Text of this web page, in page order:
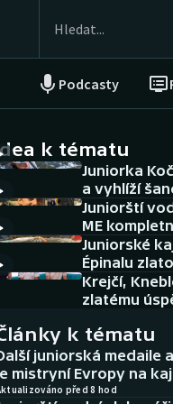
Podcasty
NEPŘEHLÉDNĚTE
Historické návraty
Aplikace ČT sport
AZ kvíz
k tématu
Juniorka
a vyhlíží
Juniorští
ME
Juniorské
Épinalu
Krejčí,
zlatému
k tématu
juniorská medaile
mistryní Evropy na
před 8 hod